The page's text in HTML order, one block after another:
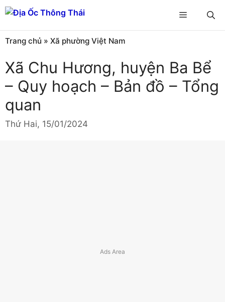
Chuyển
đến
nội
dung
Menu
Trang chủ » Xã phường Việt Nam
Xã Chu Hương, huyện Ba Bể
– Quy hoạch – Bản đồ – Tổng
quan
Thứ Hai, 15/01/2024